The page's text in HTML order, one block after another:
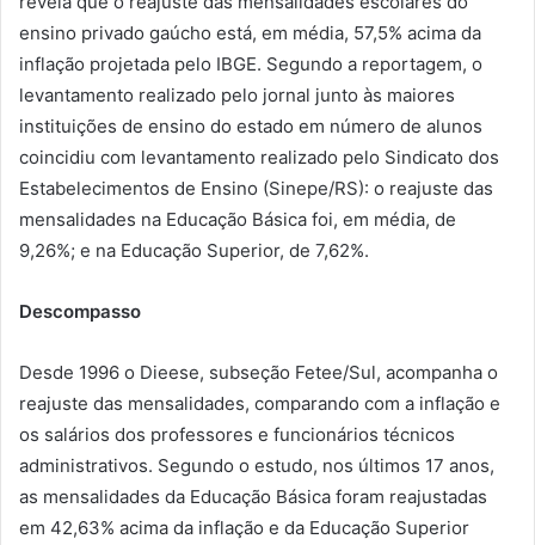
ensino privado gaúcho está, em média, 57,5% acima da
inflação projetada pelo IBGE. Segundo a reportagem, o
levantamento realizado pelo jornal junto às maiores
instituições de ensino do estado em número de alunos
coincidiu com levantamento realizado pelo Sindicato dos
Estabelecimentos de Ensino (Sinepe/RS): o reajuste das
mensalidades na Educação Básica foi, em média, de
9,26%; e na Educação Superior, de 7,62%.
Descompasso
Desde 1996 o Dieese, subseção Fetee/Sul, acompanha o
reajuste das mensalidades, comparando com a inflação e
os salários dos professores e funcionários técnicos
administrativos. Segundo o estudo, nos últimos 17 anos,
as mensalidades da Educação Básica foram reajustadas
em 42,63% acima da inflação e da Educação Superior